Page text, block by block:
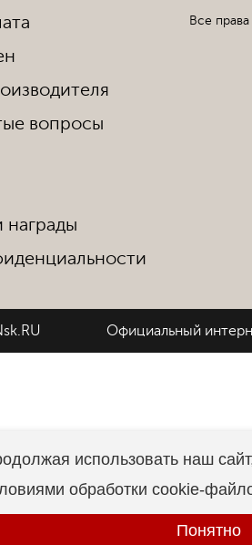
вопросы
награды
Все
Официальный
использовать наш
обработки cookie-
Понятно